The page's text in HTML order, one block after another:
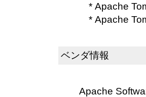
* Apache
* Apache
ベンダ情報
Apache